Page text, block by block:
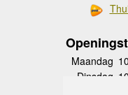
Maandag
Dinsdag